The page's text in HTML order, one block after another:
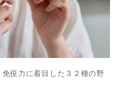
疫力に着目した３２種の野